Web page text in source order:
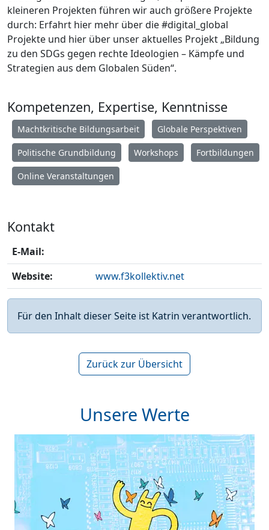
kleineren Projekten führen wir auch größere Projekte
durch: Erfahrt hier mehr über die #digital_global
Projekte und hier über unser aktuelles Projekt „Bildung
zu den SDGs gegen rechte Ideologien – Kämpfe und
Strategien aus dem Globalen Süden“.
Kompetenzen, Expertise, Kenntnisse
Machtkritische Bildungsarbeit Globale Perspektiven
Politische Grundbildung Workshops Fortbildungen
Online Veranstaltungen
Kontakt
E-Mail:
Website:
www.f3kollektiv.net
Für den Inhalt dieser Seite ist Katrin verantwortlich.
Zurück zur Übersicht
Unsere Werte